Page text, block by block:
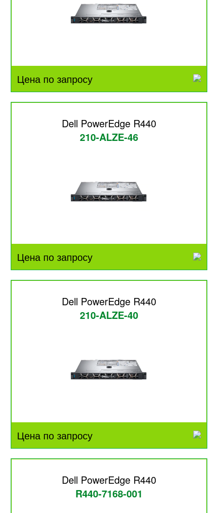
Цена по запросу
Dell PowerEdge R440
210-ALZE-46
Цена по запросу
Dell PowerEdge R440
210-ALZE-40
Цена по запросу
Dell PowerEdge R440
R440-7168-001